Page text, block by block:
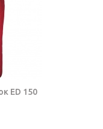
ED 150